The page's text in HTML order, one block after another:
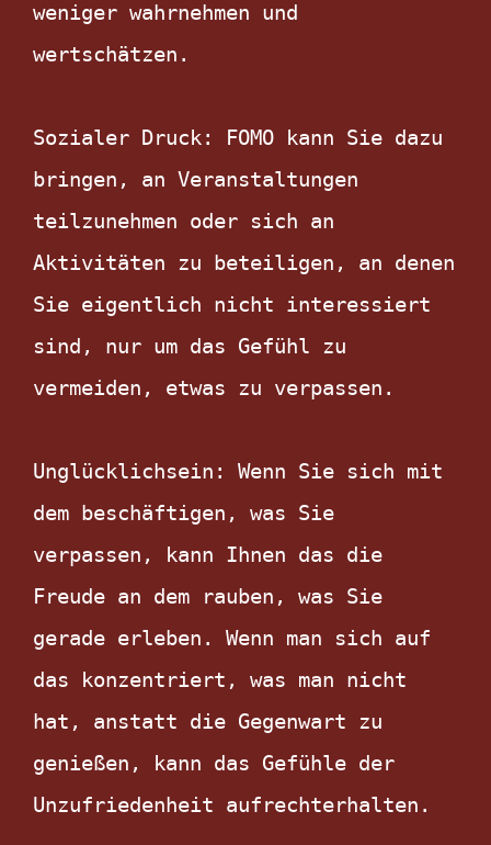
weniger wahrnehmen und
wertschätzen.
Sozialer Druck: FOMO kann Sie dazu
bringen, an Veranstaltungen
teilzunehmen oder sich an
Aktivitäten zu beteiligen, an denen
Sie eigentlich nicht interessiert
sind, nur um das Gefühl zu
vermeiden, etwas zu verpassen.
Unglücklichsein: Wenn Sie sich mit
dem beschäftigen, was Sie
verpassen, kann Ihnen das die
Freude an dem rauben, was Sie
gerade erleben. Wenn man sich auf
das konzentriert, was man nicht
hat, anstatt die Gegenwart zu
genießen, kann das Gefühle der
Unzufriedenheit aufrechterhalten.